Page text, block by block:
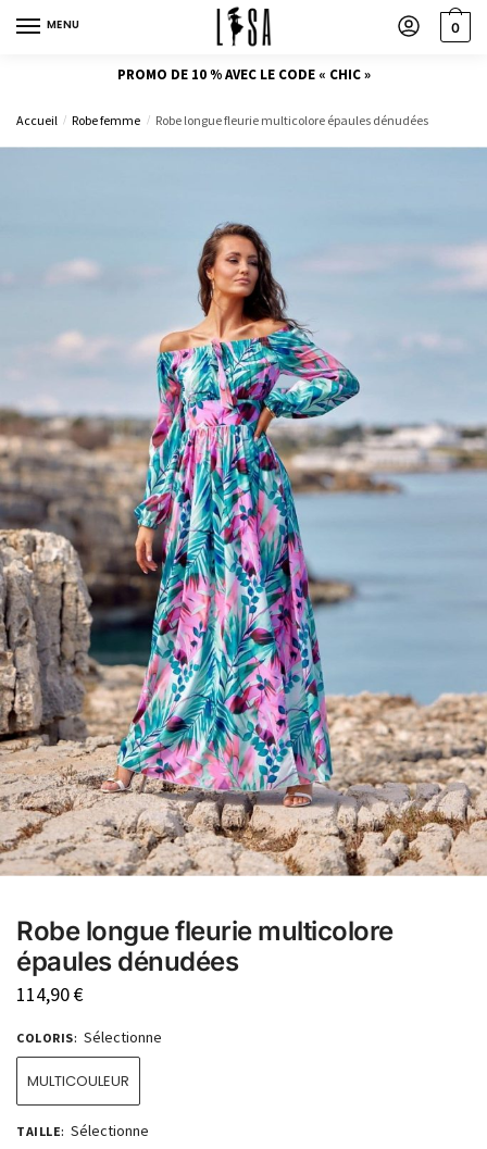
MENU 0
PROMO DE 10 % AVEC LE CODE « CHIC »
Accueil / Robe femme / Robe longue fleurie multicolore épaules dénudées
Robe longue fleurie multicolore
épaules dénudées
114,90€
COLORIS: Sélectionne
MULTICOULEUR
TAILLE: Sélectionne